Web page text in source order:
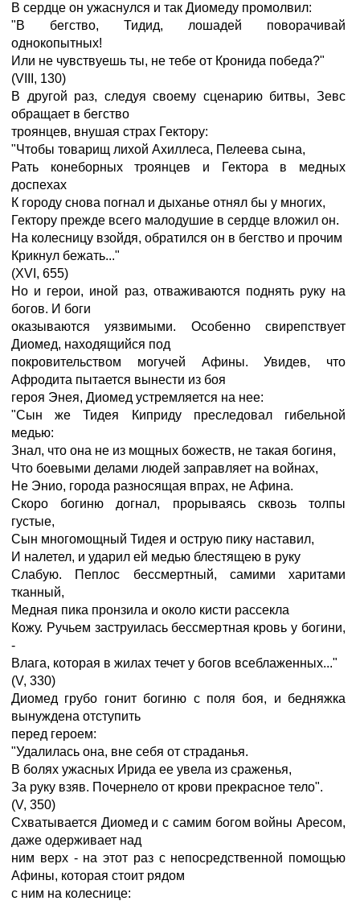
В сердце он ужаснулся и так Диомеду промолвил:
"В бегство, Тидид, лошадей поворачивай
однокопытных!
Или не чувствуешь ты, не тебе от Кронида победа?"
(VIII, 130)
В другой раз, следуя своему сценарию битвы, Зевс
обращает в бегство
троянцев, внушая страх Гектору:
"Чтобы товарищ лихой Ахиллеса, Пелеева сына,
Рать конеборных троянцев и Гектора в медных
доспехах
К городу снова погнал и дыханье отнял бы у многих,
Гектору прежде всего малодушие в сердце вложил он.
На колесницу взойдя, обратился он в бегство и прочим
Крикнул бежать..."
(XVI, 655)
Но и герои, иной раз, отваживаются поднять руку на
богов. И боги
оказываются уязвимыми. Особенно свирепствует
Диомед, находящийся под
покровительством могучей Афины. Увидев, что
Афродита пытается вынести из боя
героя Энея, Диомед устремляется на нее:
"Сын же Тидея Киприду преследовал гибельной
медью:
Знал, что она не из мощных божеств, не такая богиня,
Что боевыми делами людей заправляет на войнах,
Не Энио, города разносящая впрах, не Афина.
Скоро богиню догнал, прорываясь сквозь толпы
густые,
Сын многомощный Тидея и острую пику наставил,
И налетел, и ударил ей медью блестящею в руку
Слабую. Пеплос бессмертный, самими харитами
тканный,
Медная пика пронзила и около кисти рассекла
Кожу. Ручьем заструилась бессмертная кровь у богини,
-
Влага, которая в жилах течет у богов всеблаженных..."
(V, 330)
Диомед грубо гонит богиню с поля боя, и бедняжка
вынуждена отступить
перед героем:
"Удалилась она, вне себя от страданья.
В болях ужасных Ирида ее увела из сраженья,
За руку взяв. Почернело от крови прекрасное тело".
(V, 350)
Схватывается Диомед и с самим богом войны Аресом,
даже одерживает над
ним верх - на этот раз с непосредственной помощью
Афины, которая стоит рядом
с ним на колеснице: